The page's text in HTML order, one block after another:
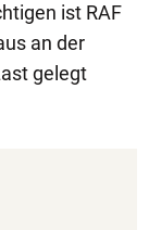
ist RAF
an der
gelegt